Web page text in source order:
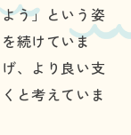
う」という姿
続けていま
、より良い支
と考えていま